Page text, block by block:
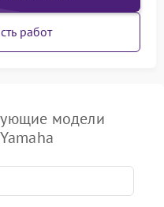
работ
модели